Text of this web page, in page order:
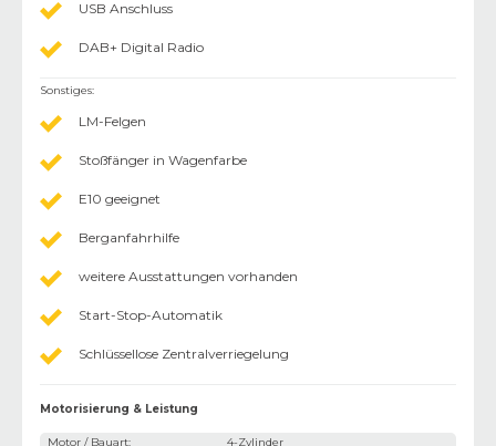
USB Anschluss
DAB+ Digital Radio
Sonstiges:
LM-Felgen
Stoßfänger in Wagenfarbe
E10 geeignet
Berganfahrhilfe
weitere Ausstattungen vorhanden
Start-Stop-Automatik
Schlüssellose Zentralverriegelung
Motorisierung & Leistung
Motor / Bauart: 4-Zylinder